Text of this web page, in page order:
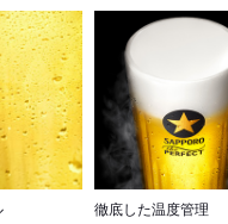
徹底した温度管理